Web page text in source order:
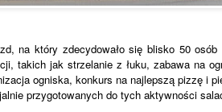
na który zdecydowało się blisko 50
takich jak strzelanie z łuku, zabawa na
ogniska, konkurs na najlepszą pizzę i
przygotowanych do tych aktywności